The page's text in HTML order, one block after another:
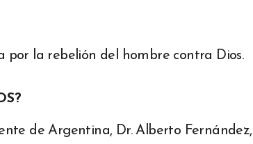
por la rebelión del hombre contra Dios.
de Argentina, Dr. Alberto Fernández,